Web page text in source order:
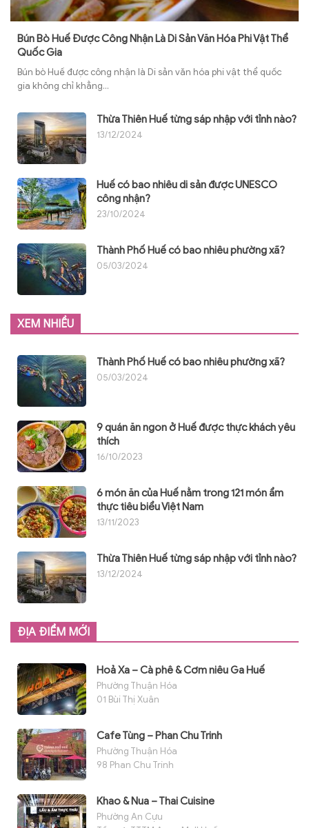
Bún Bò Huế Được Công Nhận Là Di Sản Văn Hóa Phi Vật Thể
Quốc Gia
Bún bò Huế được công nhận là Di sản văn hóa phi vật thể quốc
gia không chỉ khẳng...
Thừa Thiên Huế từng sáp nhập với tỉnh nào?
13/12/2024
Huế có bao nhiêu di sản được UNESCO
công nhận?
23/10/2024
Thành Phố Huế có bao nhiêu phường xã?
05/03/2024
XEM NHIỀU
Thành Phố Huế có bao nhiêu phường xã?
05/03/2024
9 quán ăn ngon ở Huế được thực khách yêu
thích
16/10/2023
6 món ăn của Huế nằm trong 121 món ẩm
thực tiêu biểu Việt Nam
13/11/2023
Thừa Thiên Huế từng sáp nhập với tỉnh nào?
13/12/2024
ĐỊA ĐIỂM MỚI
Hoả Xa – Cà phê & Cơm niêu Ga Huế
Phường Thuận Hóa
01 Bùi Thị Xuân
Cafe Tùng – Phan Chu Trinh
Phường Thuận Hóa
98 Phan Chu Trinh
Khao & Nua – Thai Cuisine
Phường An Cựu